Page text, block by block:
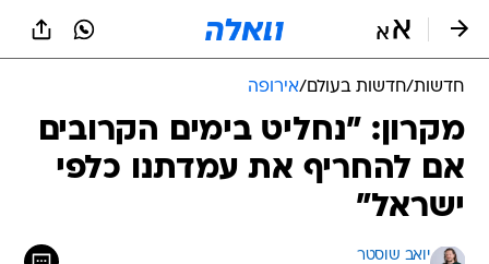
חדשות/חדשות בעולם/אירופה
מקרון: "נחליט בימים הקרובים
אם להחריף את עמדתנו כלפי
ישראל"
יואב שוסטר